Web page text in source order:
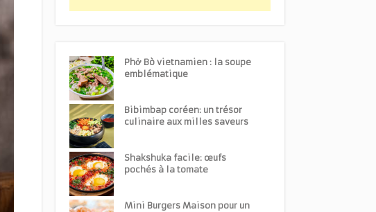
Phở Bò vietnamien : la soupe
emblématique
Bibimbap coréen: un trésor
culinaire aux milles saveurs
Shakshuka facile: œufs
pochés à la tomate
Mini Burgers Maison pour un